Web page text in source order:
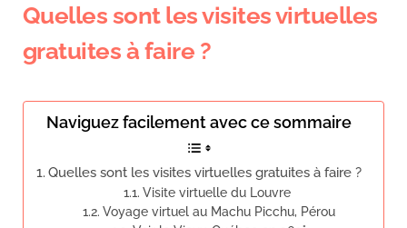
Quelles sont les visites virtuelles
gratuites à faire ?
Naviguez facilement avec ce sommaire
Quelles sont les visites virtuelles gratuites à faire ?
Visite virtuelle du Louvre
Voyage virtuel au Machu Picchu, Pérou